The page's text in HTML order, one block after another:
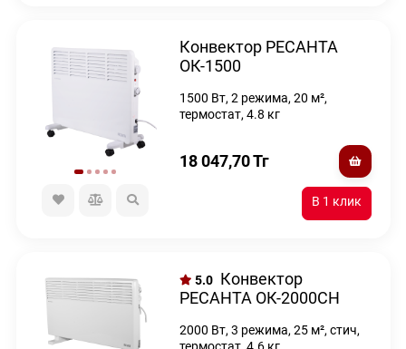
Конвектор РЕСАНТА
ОК-1500
1500 Вт, 2 режима, 20 м²,
термостат, 4.8 кг
18 047,70Тг
5.0 Конвектор
РЕСАНТА ОК-2000СН
2000 Вт, 3 режима, 25 м², стич,
термостат, 4.6 кг